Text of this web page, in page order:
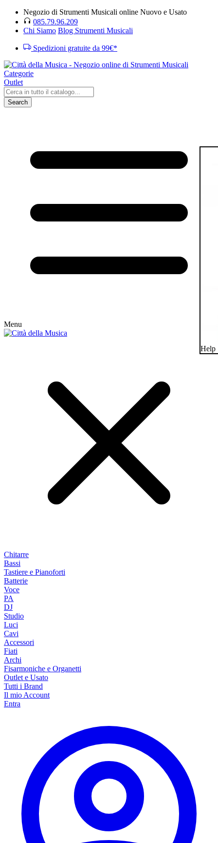
Negozio di Strumenti Musicali online Nuovo e Usato
085.79.96.209
Chi Siamo Blog Strumenti Musicali
Spedizioni gratuite da 99€*
Categorie
Outlet
Search
Menu
Chitarre
Bassi
Tastiere e Pianoforti
Batterie
Voce
PA
DJ
Studio
Luci
Cavi
Accessori
Fiati
Archi
Fisarmoniche e Organetti
Outlet e Usato
Tutti i Brand
Il mio Account
Entra
Help